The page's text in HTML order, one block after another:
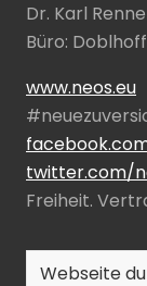
Dr. Karl
Büro:
www.neos.eu
twitter.com/
Freiheit.
Webseite